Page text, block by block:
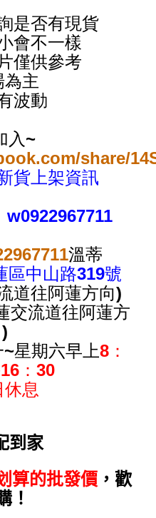
是否有現貨
會不一樣
僅供參考
為主
波動
入~
share/
貨上架資訊
w0922967711
溫蒂
區中山路319號
道往阿蓮方向)
交流道往阿蓮方
星期六早上8：
16：30
休息
到家
算的批發價 ，歡
！